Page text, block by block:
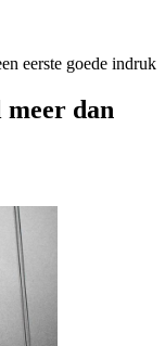
eerste goede indruk
dan